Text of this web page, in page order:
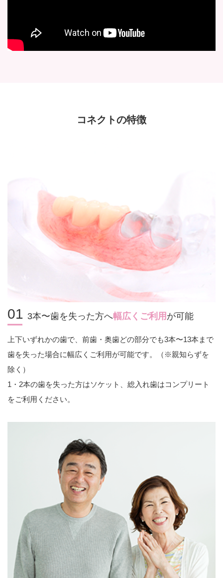
コネクトの特徴
01 3本〜歯を失った方へ幅広くご利用 が可能
上下いずれかの歯で、前歯・奥歯どの部分でも3本〜13本まで
歯を失った場合に幅広くご利用が可能です。（※親知らずを
除く）
1・2本の歯を失った方はソケット、総入れ歯はコンプリート
をご利用ください。